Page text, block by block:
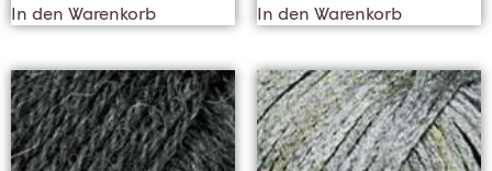
In den Warenkorb In den Warenkorb